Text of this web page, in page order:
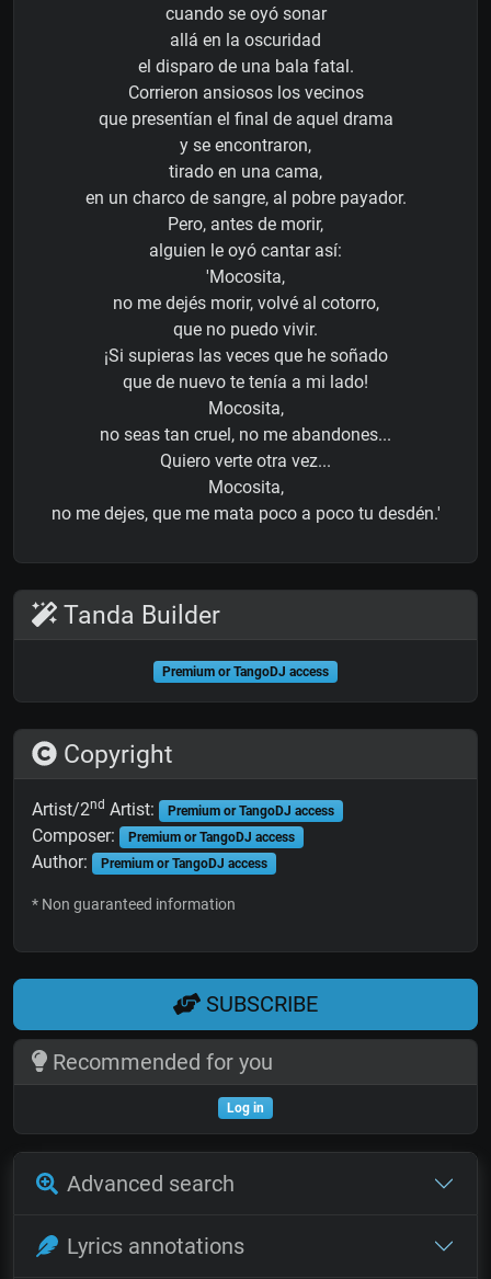
cuando se oyó sonar
allá en la oscuridad
el disparo de una bala fatal.
Corrieron ansiosos los vecinos
que presentían el final de aquel drama
y se encontraron,
tirado en una cama,
en un charco de sangre, al pobre payador.
Pero, antes de morir,
alguien le oyó cantar así:
'Mocosita,
no me dejés morir, volvé al cotorro,
que no puedo vivir.
¡Si supieras las veces que he soñado
que de nuevo te tenía a mi lado!
Mocosita,
no seas tan cruel, no me abandones...
Quiero verte otra vez...
Mocosita,
no me dejes, que me mata poco a poco tu desdén.'
Tanda Builder
Premium or TangoDJ access
Copyright
Artist/2nd Artist: Premium or TangoDJ access
Composer: Premium or TangoDJ access
Author: Premium or TangoDJ access
* Non guaranteed information
SUBSCRIBE
Recommended for you
Log in
Advanced search
Lyrics annotations